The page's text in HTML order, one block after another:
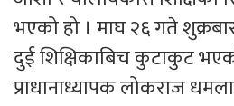
भएको हो । माघ २६ गते
दुई शिक्षिकाबिच कुटाकुट
प्राधानाध्यापक लोकराज